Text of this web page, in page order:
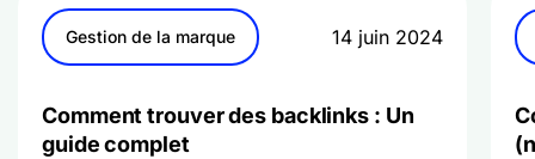
Gestion de la marque 14 juin 2024
Comment trouver des backlinks : Un
guide complet